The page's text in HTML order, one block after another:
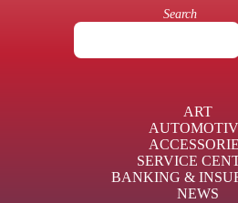
Search
ART
SERVICE
BANKING &
NEWS